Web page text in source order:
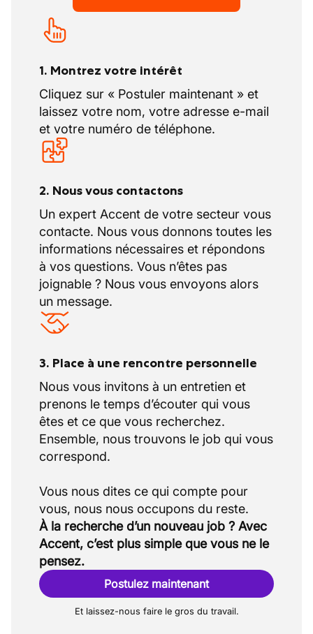
1. Montrez votre intérêt
Cliquez sur « Postuler maintenant » et
laissez votre nom, votre adresse e-mail
et votre numéro de téléphone.
2. Nous vous contactons
Un expert Accent de votre secteur vous
contacte. Nous vous donnons toutes les
informations nécessaires et répondons
à vos questions. Vous n’êtes pas
joignable ? Nous vous envoyons alors
un message.
3. Place à une rencontre personnelle
Nous vous invitons à un entretien et
prenons le temps d’écouter qui vous
êtes et ce que vous recherchez.
Ensemble, nous trouvons le job qui vous
correspond.
Vous nous dites ce qui compte pour
À la recherche d’un nouveau job ? Avec
Accent, c’est plus simple que vous ne le
pensez.
Postulez maintenant
Et laissez-nous faire le gros du travail.